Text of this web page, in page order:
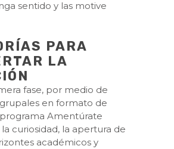
sentido y las motive
PARA
LA
fase, por medio de
en formato de
Amentúrate
curiosidad, la apertura de
académicos y